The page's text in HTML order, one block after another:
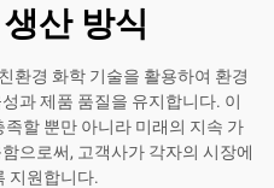
산 방식
환경 화학 기술을 활용하여 환경
과 제품 품질을 유지합니다. 이
할 뿐만 아니라 미래의 지속 가
으로써, 고객사가 각자의 시장에
지원합니다.